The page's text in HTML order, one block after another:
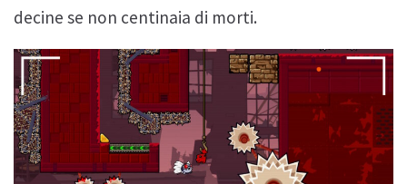
decine se non centinaia di morti.